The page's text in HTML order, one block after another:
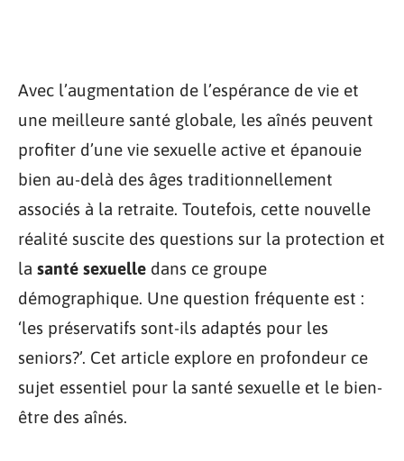
Avec l’augmentation de l’espérance de vie et
une meilleure santé globale, les aînés peuvent
profiter d’une vie sexuelle active et épanouie
bien au-delà des âges traditionnellement
associés à la retraite. Toutefois, cette nouvelle
réalité suscite des questions sur la protection et
la santé sexuelle dans ce groupe
démographique. Une question fréquente est :
‘les préservatifs sont-ils adaptés pour les
seniors?’. Cet article explore en profondeur ce
sujet essentiel pour la santé sexuelle et le bien-
être des aînés.